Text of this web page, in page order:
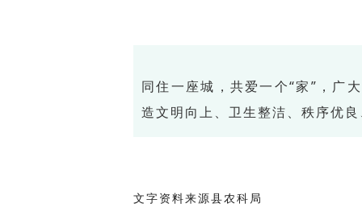
同住一座城，共爱一个“家”，广
造文明向上、卫生整洁、秩序优
文字资料来源县农科局